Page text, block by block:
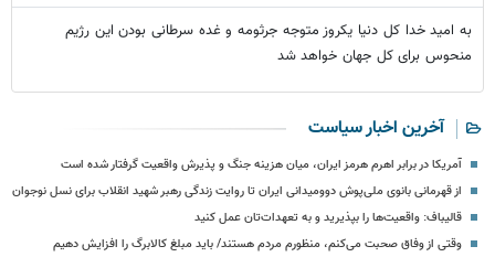
به امید خدا کل دنیا یکروز متوجه جرثومه و غده سرطانی بودن این رژیم
منحوس برای کل جهان خواهد شد
آخرین اخبار سیاست
آمریکا در برابر اهرم هرمز ایران، میان هزینه جنگ و پذیرش واقعیت گرفتار شده است
از قهرمانی بانوی ملی‌پوش دوومیدانی ایران تا روایت زندگی رهبر شهید انقلاب برای نسل نوجوان
قالیباف: واقعیت‌ها را بپذیرید و به تعهدات‌تان عمل کنید
وقتی از وفاق صحبت می‌کنم، منظورم مردم هستند/ باید مبلغ کالابرگ را افزایش دهیم